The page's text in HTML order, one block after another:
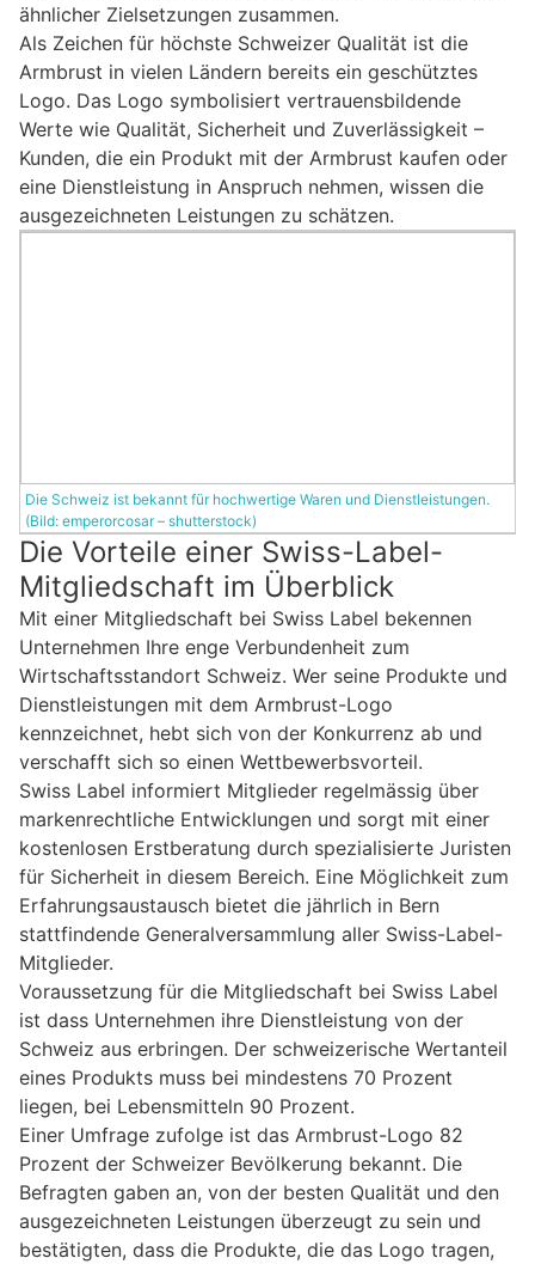
ähnlicher Zielsetzungen zusammen.
Als Zeichen für höchste Schweizer Qualität ist die
Armbrust in vielen Ländern bereits ein geschütztes
Logo. Das Logo symbolisiert vertrauensbildende
Werte wie Qualität, Sicherheit und Zuverlässigkeit –
Kunden, die ein Produkt mit der Armbrust kaufen oder
eine Dienstleistung in Anspruch nehmen, wissen die
ausgezeichneten Leistungen zu schätzen.
Die Schweiz ist bekannt für hochwertige Waren und Dienstleistungen.
(Bild: emperorcosar – shutterstock)
Die Vorteile einer Swiss-Label-
Mitgliedschaft im Überblick
Mit einer Mitgliedschaft bei Swiss Label bekennen
Unternehmen Ihre enge Verbundenheit zum
Wirtschaftsstandort Schweiz. Wer seine Produkte und
Dienstleistungen mit dem Armbrust-Logo
kennzeichnet, hebt sich von der Konkurrenz ab und
verschafft sich so einen Wettbewerbsvorteil.
Swiss Label informiert Mitglieder regelmässig über
markenrechtliche Entwicklungen und sorgt mit einer
kostenlosen Erstberatung durch spezialisierte Juristen
für Sicherheit in diesem Bereich. Eine Möglichkeit zum
Erfahrungsaustausch bietet die jährlich in Bern
stattfindende Generalversammlung aller Swiss-Label-
Mitglieder.
Voraussetzung für die Mitgliedschaft bei Swiss Label
ist dass Unternehmen ihre Dienstleistung von der
Schweiz aus erbringen. Der schweizerische Wertanteil
eines Produkts muss bei mindestens 70 Prozent
liegen, bei Lebensmitteln 90 Prozent.
Einer Umfrage zufolge ist das Armbrust-Logo 82
Prozent der Schweizer Bevölkerung bekannt. Die
Befragten gaben an, von der besten Qualität und den
ausgezeichneten Leistungen überzeugt zu sein und
bestätigten, dass die Produkte, die das Logo tragen,